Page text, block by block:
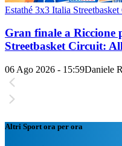
Estathé 3x3 Italia
Gran finale a Riccione
Streetbasket Circuit:
06 Ago 2026 - 15:59Daniele
Altri Sport ora per ora